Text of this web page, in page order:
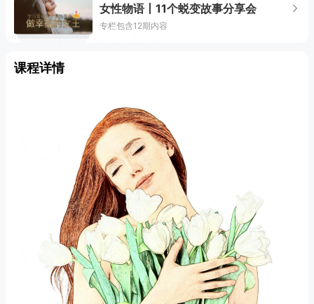
女性物语丨11个蜕变故事分享会
专栏包含12期内容
课程详情